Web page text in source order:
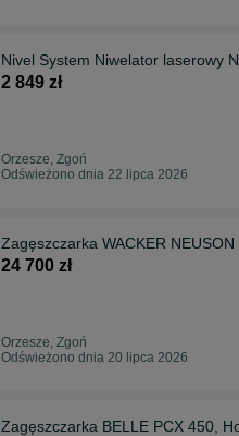
Nivel System Niwelator laserowy
2 849 zł
Orzesze, Zgoń
Odświeżono dnia 22 lipca 2026
Zagęszczarka WACKER
24 700 zł
Orzesze, Zgoń
Odświeżono dnia 20 lipca 2026
Zagęszczarka BELLE PCX 450,